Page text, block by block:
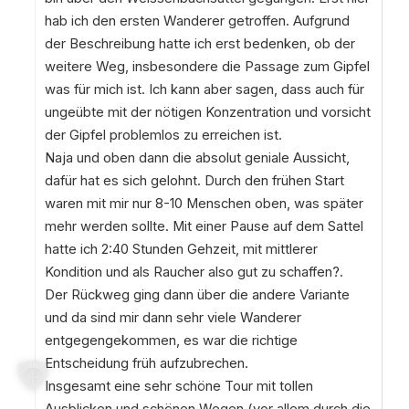
hab ich den ersten Wanderer getroffen. Aufgrund
der Beschreibung hatte ich erst bedenken, ob der
weitere Weg, insbesondere die Passage zum Gipfel
was für mich ist. Ich kann aber sagen, dass auch für
ungeübte mit der nötigen Konzentration und vorsicht
der Gipfel problemlos zu erreichen ist.
Naja und oben dann die absolut geniale Aussicht,
dafür hat es sich gelohnt. Durch den frühen Start
waren mit mir nur 8-10 Menschen oben, was später
mehr werden sollte. Mit einer Pause auf dem Sattel
hatte ich 2:40 Stunden Gehzeit, mit mittlerer
Kondition und als Raucher also gut zu schaffen?.
Der Rückweg ging dann über die andere Variante
und da sind mir dann sehr viele Wanderer
entgegengekommen, es war die richtige
Entscheidung früh aufzubrechen.
Insgesamt eine sehr schöne Tour mit tollen